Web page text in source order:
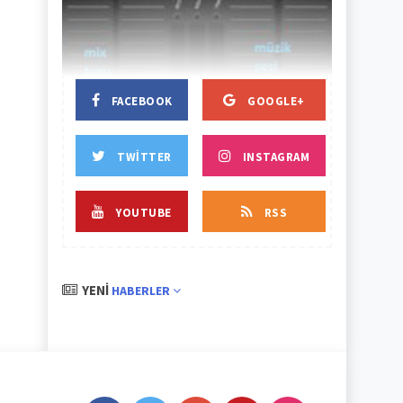
BAŞLIK
FACEBOOK
TWITTER
YOUTUBE
GOOGLE+
INSTAGRAM
RSS
YENI HABERLER